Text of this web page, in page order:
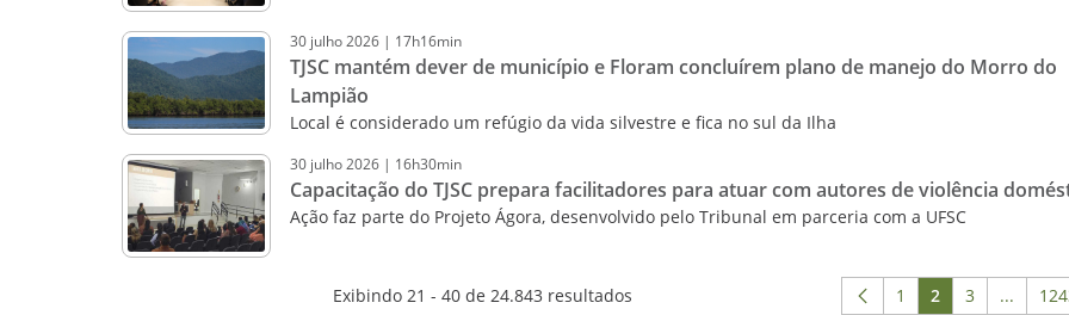
30 julho2026 | 17h16min
TJSC mantém dever de município e Floram concluírem plano de manejo do Morro do
Lampião
Local é considerado um refúgio da vida silvestre e fica no sul da Ilha
30 julho2026 | 16h30min
Capacitação do TJSC prepara facilitadores para atuar com autores de violência
Ação faz parte do Projeto Ágora, desenvolvido pelo Tribunal em parceria com a UFSC
Exibindo 21 - 40 de 24.843 resultados Página
1 Página
2 Página
3 ...